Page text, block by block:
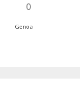
0
Genoa